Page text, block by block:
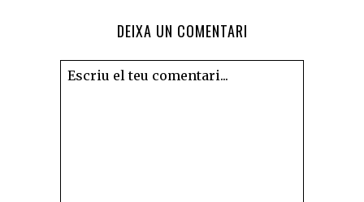
DEIXA UN COMENTARI